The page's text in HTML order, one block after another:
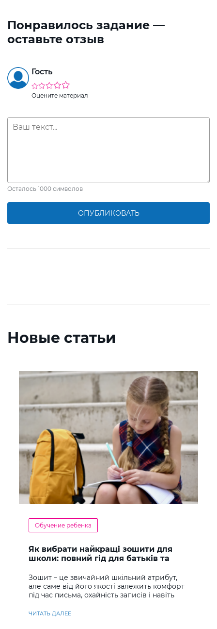
Понравилось задание —
оставьте отзыв
Гость
Оцените материал
Осталось 1000 символов
ОПУБЛИКОВАТЬ
Новые статьи
Обучение ребенка
Як вибрати найкращі зошити для
школи: повний гід для батьків та
Зошит – це звичайний шкільний атрибут,
але саме від його якості залежить комфорт
під час письма, охайність записів і навіть
ЧИТАТЬ ДАЛЕЕ